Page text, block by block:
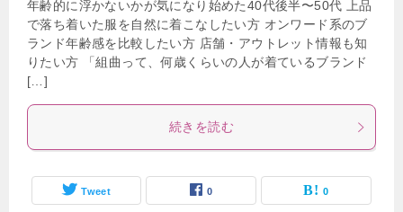
年齢的に浮かないかが気になり始めた40代後半〜50代 上品
で落ち着いた服を自然に着こなしたい方 オンワード系のブ
ランド年齢感を比較したい方 店舗・アウトレット情報も知
りたい方 「組曲って、何歳くらいの人が着ているブランド
[…]
続きを読む
Tweet 0 0